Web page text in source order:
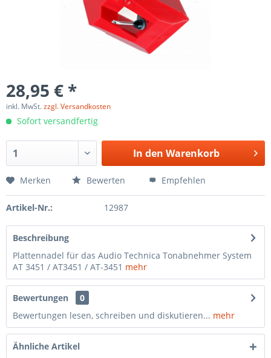
28,95 € *
inkl. MwSt.zzgl. Versandkosten
Sofort versandfertig
In den Warenkorb
Merken Bewerten Empfehlen
Artikel-Nr.: 12987
Beschreibung
Plattennadel für das Audio Technica Tonabnehmer System
AT 3451 / AT3451 / AT-3451 mehr
Bewertungen
0
Bewertungen lesen, schreiben und diskutieren... mehr
Ähnliche Artikel